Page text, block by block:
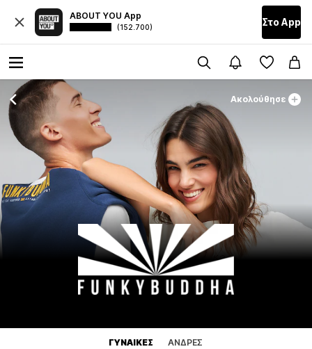
ABOUT YOU App
(152.700) Στο Αpp
Ακολούθησε
ΓΥΝΑΊΚΕΣ ΆΝΔΡΕΣ